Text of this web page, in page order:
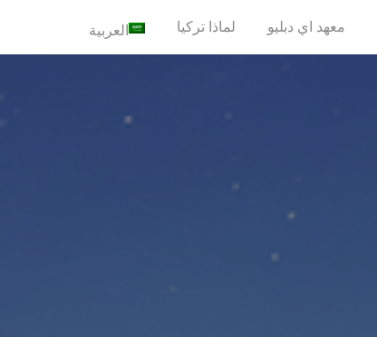
معهد اي دبليو لماذا تركيا العربية